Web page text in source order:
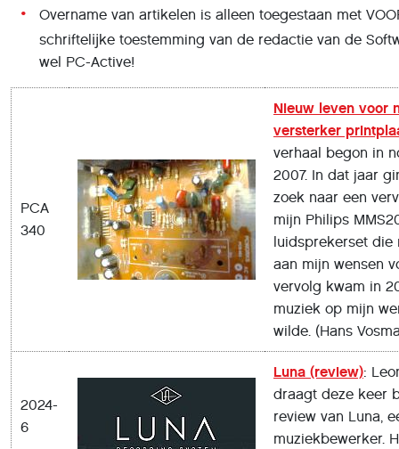
Overname van artikelen is alleen toegestaan met
schriftelĳke toestemming van de redactie van de
wel PC-Active!
PCA
340
Nieuw leven voor
versterker
verhaal begon in
2007. In dat jaar
zoek naar een
mijn Philips
luidsprekerset die
aan mijn wensen
vervolg kwam in
muziek op mijn
wilde. (Hans
2024-
6
Luna (review):
draagt deze keer
review van Luna,
muziekbewerker.